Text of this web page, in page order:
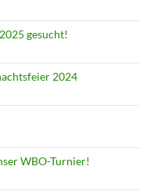
gesucht!
2024
WBO-Turnier!